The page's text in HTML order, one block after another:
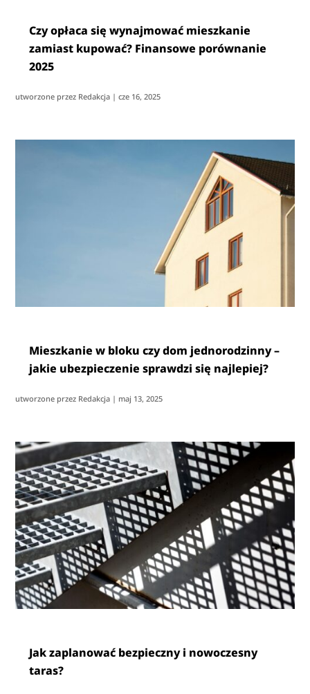
Czy opłaca się wynajmować mieszkanie
zamiast kupować? Finansowe porównanie
2025
utworzone przez Redakcja |cze 16, 2025
Mieszkanie w bloku czy dom jednorodzinny –
jakie ubezpieczenie sprawdzi się najlepiej?
utworzone przez Redakcja | maj 13, 2025
Jak zaplanować bezpieczny i nowoczesny
taras?